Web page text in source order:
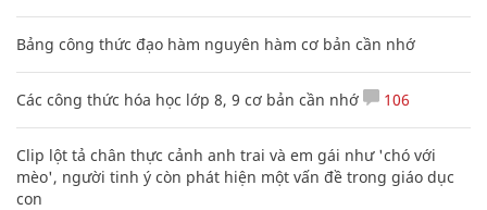
Bảng công thức đạo hàm nguyên hàm cơ bản cần nhớ
Các công thức hóa học lớp 8, 9 cơ bản cần nhớ 106
Clip lột tả chân thực cảnh anh trai và em gái như 'chó với
mèo', người tinh ý còn phát hiện một vấn đề trong giáo dục
con